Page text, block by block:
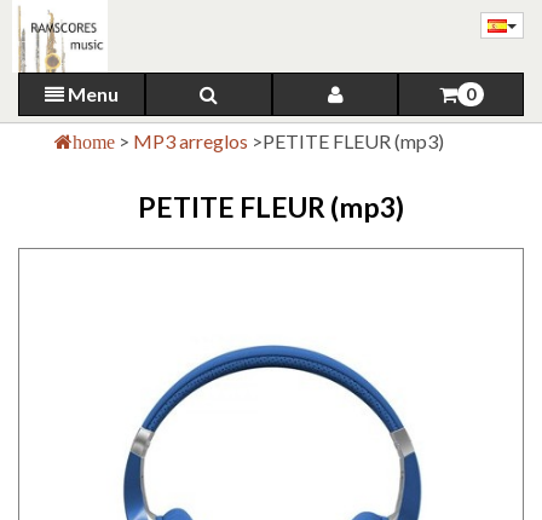
Menu 0
home > MP3 arreglos >PETITE FLEUR (mp3)
PETITE FLEUR (mp3)